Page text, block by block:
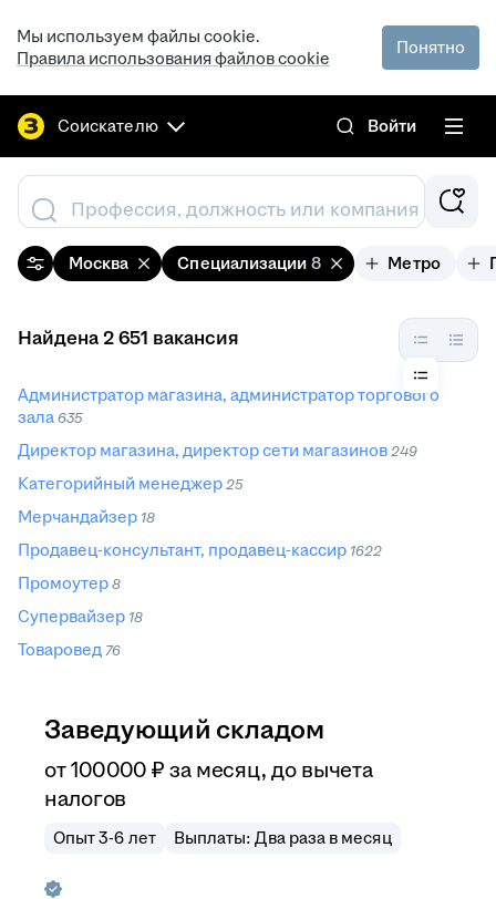
Мы используем файлы cookie.
Правила использования файлов cookie
Понятно
Соискателю Войти
Профессия, должность или компания
Москва Специализации 8 Метро
Найдена 2 651 вакансия
Администратор магазина, администратор торгового
зала 635
Директор магазина, директор сети магазинов 249
Категорийный менеджер 25
Мерчандайзер 18
Продавец-консультант, продавец-кассир 1622
Промоутер 8
Супервайзер 18
Товаровед 76
Заведующий складом
от100 000 ₽ за месяц, до вычета
налогов
Опыт 3-6 лет Выплаты: Два раза в месяц